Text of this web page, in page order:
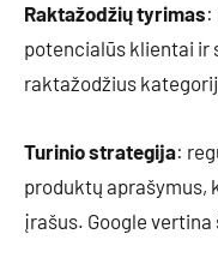
Raktažodžių tyrimas:
potencialūs klientai ir
raktažodžius
Turinio strategija:
produktų aprašymus,
įrašus. Google